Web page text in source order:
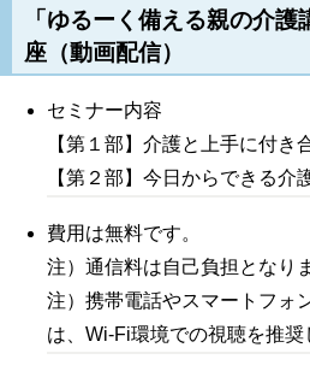
「ゆるーく備え る親の介護
座（動画配信）
セミナー内容
【第１部】介護と上手に付き
【第２部】今日からできる介
費用は無料です。
注）通信料は自己負担となり
注）携帯電話やスマートフォ
は、Wi-Fi環境での視聴を推奨